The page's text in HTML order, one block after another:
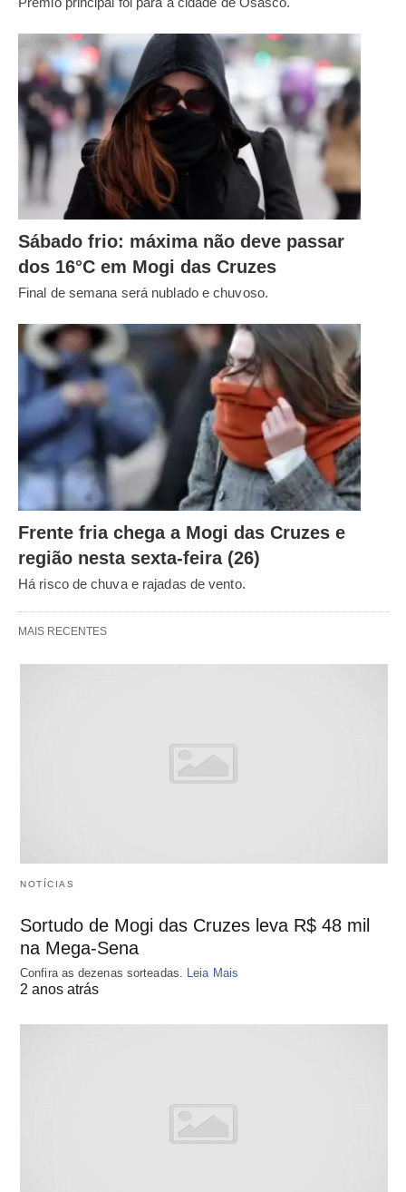
Sábado frio: máxima não deve passar
dos 16°C em Mogi das Cruzes
Final de semana será nublado e chuvoso.
Frente fria chega a Mogi das Cruzes e
região nesta sexta-feira (26)
Há risco de chuva e rajadas de vento.
MAIS RECENTES
NOTÍCIAS
Sortudo de Mogi das Cruzes leva R$ 48 mil
na Mega-Sena
Confira as dezenas sorteadas. Leia Mais
2 anos atrás